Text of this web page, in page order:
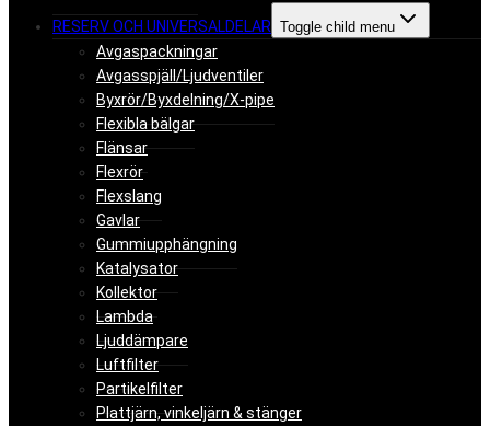
RESERV OCH UNIVERSALDELAR Toggle child menu
Avgaspackningar
Avgasspjäll/Ljudventiler
Byxrör/Byxdelning/X-pipe
Flexibla bälgar
Flänsar
Flexrör
Flexslang
Gavlar
Gummiupphängning
Katalysator
Kollektor
Lambda
Ljuddämpare
Luftfilter
Partikelfilter
Plattjärn, vinkeljärn & stänger